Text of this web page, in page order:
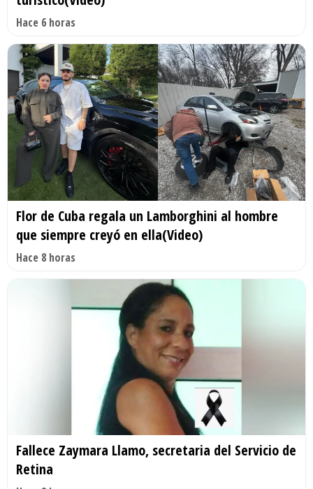
Hace 6 horas
Flor de Cuba regala un Lamborghini al hombre
que siempre creyó en ella(Video)
Hace 8 horas
Fallece Zaymara Llamo, secretaria del Servicio de
Retina